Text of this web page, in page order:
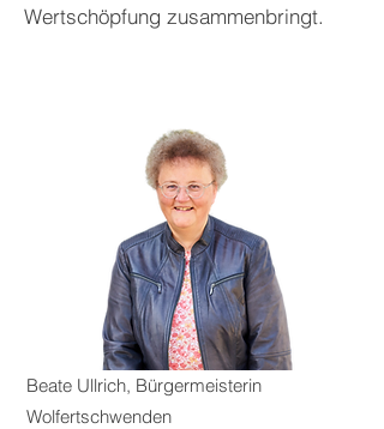
Wertschöpfung zusammenbringt.
Beate Ullrich, Bürgermeisterin
Wolfertschwenden